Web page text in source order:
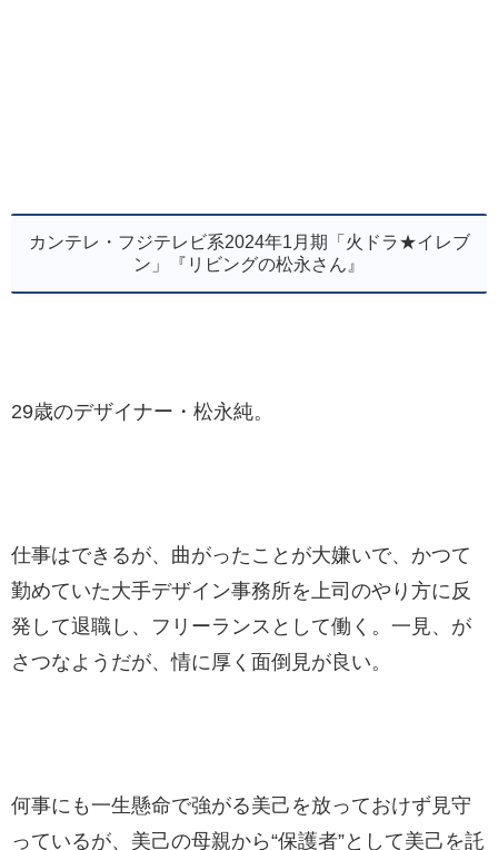
カンテレ・フジテレビ系2024年1月期「火ドラ★イレブ
ン」『リビングの松永さん』
29歳のデザイナー・松永純。
仕事はできるが、曲がったことが大嫌いで、かつて
勤めていた大手デザイン事務所を上司のやり方に反
発して退職し、フリーランスとして働く。一見、が
さつなようだが、情に厚く面倒見が良い。
何事にも一生懸命で強がる美己を放っておけず見守
っているが、美己の母親から“保護者”として美己を託